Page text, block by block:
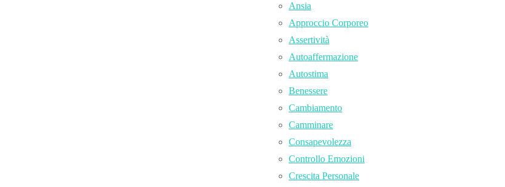
Ansia
Approccio Corporeo
Assertività
Autoaffermazione
Autostima
Benessere
Cambiamento
Camminare
Consapevolezza
Controllo Emozioni
Crescita Personale